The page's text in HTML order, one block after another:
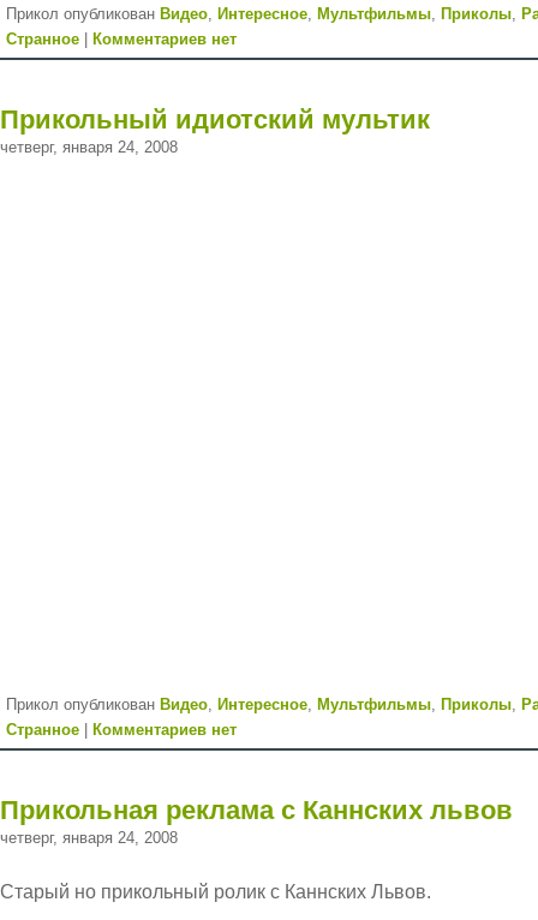
Прикол опубликован Видео, Интересное, Мультфильмы, Приколы,
Странное
Комментариев нет
Прикольный идиотский мультик
четверг, января 24, 2008
Прикол опубликован Видео, Интересное, Мультфильмы, Приколы,
Странное
Комментариев нет
Прикольная реклама с Каннских львов
четверг, января 24, 2008
Старый но прикольный ролик с Каннских Львов.